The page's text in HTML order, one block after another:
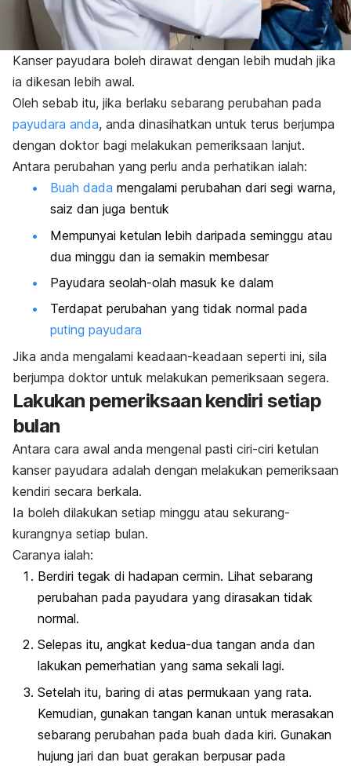
Kanser payudara boleh dirawat dengan lebih mudah jika
ia dikesan lebih awal.
Oleh sebab itu, jika berlaku sebarang perubahan pada
payudara anda, anda dinasihatkan untuk terus berjumpa
dengan doktor bagi melakukan pemeriksaan lanjut.
Antara perubahan yang perlu anda perhatikan ialah:
Buah dada mengalami perubahan dari segi warna,
saiz dan juga bentuk
Mempunyai ketulan lebih daripada seminggu atau
dua minggu dan ia semakin membesar
Payudara seolah-olah masuk ke dalam
Terdapat perubahan yang tidak normal pada
puting payudara
Jika anda mengalami keadaan-keadaan seperti ini, sila
berjumpa doktor untuk melakukan pemeriksaan segera.
Lakukan pemeriksaan kendiri setiap
bulan
Antara cara awal anda mengenal pasti ciri-ciri ketulan
kanser payudara adalah dengan melakukan pemeriksaan
kendiri secara berkala.
Ia boleh dilakukan setiap minggu atau sekurang-
kurangnya setiap bulan.
Caranya ialah:
Berdiri tegak di hadapan cermin. Lihat sebarang
perubahan pada payudara yang dirasakan tidak
normal.
Selepas itu, angkat kedua-dua tangan anda dan
lakukan pemerhatian yang sama sekali lagi.
Setelah itu, baring di atas permukaan yang rata.
Kemudian, gunakan tangan kanan untuk merasakan
sebarang perubahan pada buah dada kiri. Gunakan
hujung jari dan buat gerakan berpusar pada